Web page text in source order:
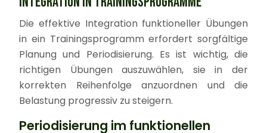
Die effektive Integration funktioneller Übungen
in ein Trainingsprogramm erfordert sorgfältige
Planung und Periodisierung. Es ist wichtig, die
richtigen Übungen auszuwählen, sie in der
korrekten Reihenfolge anzuordnen und die
Belastung progressiv zu steigern.
Periodisierung im funktionellen